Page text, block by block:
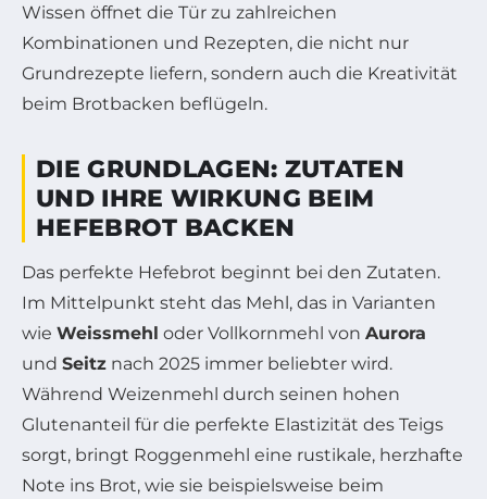
Wissen öffnet die Tür zu zahlreichen
Kombinationen und Rezepten, die nicht nur
Grundrezepte liefern, sondern auch die Kreativität
beim Brotbacken beflügeln.
DIE GRUNDLAGEN: ZUTATEN
UND IHRE WIRKUNG BEIM
HEFEBROT BACKEN
Das perfekte Hefebrot beginnt bei den Zutaten.
Im Mittelpunkt steht das Mehl, das in Varianten
wie Weissmehl oder Vollkornmehl von Aurora
und Seitz nach 2025 immer beliebter wird.
Während Weizenmehl durch seinen hohen
Glutenanteil für die perfekte Elastizität des Teigs
sorgt, bringt Roggenmehl eine rustikale, herzhafte
Note ins Brot, wie sie beispielsweise beim